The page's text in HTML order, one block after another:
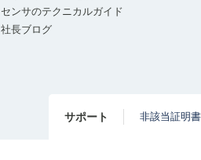
センサのテクニカルガイド
社長ブログ
サポート 非該当証明